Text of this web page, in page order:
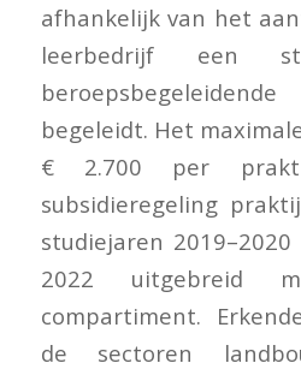
afhankelijk van het
leerbedrijf een
begeleidt. Het
€ 2.700 per
subsidieregeling
studiejaren
2022 uitgebreid
compartiment.
de sectoren